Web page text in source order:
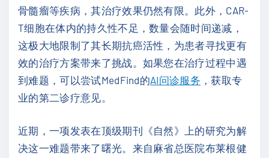
骨髓瘤等疾病，其治疗效果仍然有限。此外，CAR-
T细胞在体内的持久性不足，数量会随时间递减，
这极大地限制了其长期抗癌活性，为患者寻找更有
效的治疗方案带来了挑战。如果您在治疗过程中遇
到难题，可以尝试MedFind的AI问诊服务 ，获取专
业的第二诊疗意见。
近期，一项发表在顶级期刊《自然》上的研究为解
决这一难题带来了曙光。来自麻省总医院布莱根健